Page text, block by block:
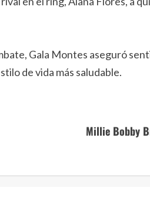
Gala Montes aseguró
de vida más saludable.
Millie Bobby